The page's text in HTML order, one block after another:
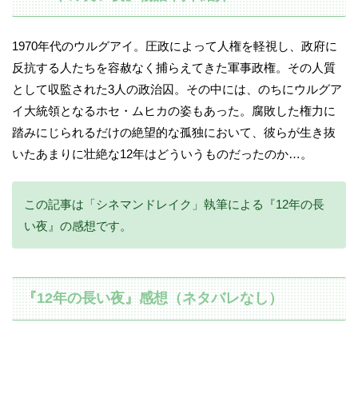
1970年代のウルグアイ。圧政によって人権を軽視し、政府に
反抗する人たちを容赦なく捕らえてきた軍事政権。その人質
として収監された3人の政治囚。その中には、のちにウルグア
イ大統領となるホセ・ムヒカの姿もあった。腐敗した権力に
踏みにじられるだけの絶望的な孤独において、彼らが生き抜
いたあまりに壮絶な12年はどういうものだったのか…。
この記事は「シネマンドレイク」執筆による『12年の長
い夜』の感想です。
『12年の長い夜』感想（ネタバレなし）